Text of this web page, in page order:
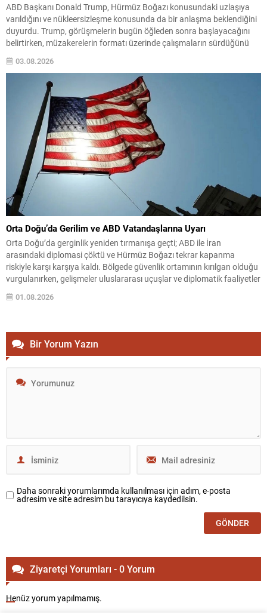
ABD Başkanı Donald Trump, Hürmüz Boğazı konusundaki uzlaşıya
varıldığını ve nükleersizleşme konusunda da bir anlaşma beklendiğini
duyurdu. Trump, görüşmelerin bugün öğleden sonra başlayacağını
belirtirken, müzakerelerin formatı üzerinde çalışmaların sürdüğünü
netleşmediğini vurguladı ancak tarafların görüşmeleri başlatmaya
hazır olduğunu aktardı. İran’dan Sert ve Net...
03.08.2026
Orta Doğu’da Gerilim ve ABD Vatandaşlarına Uyarı
Orta Doğu’da gerginlik yeniden tırmanışa geçti; ABD ile İran
arasındaki diplomasi çöktü ve Hürmüz Boğazı tekrar kapanma
riskiyle karşı karşıya kaldı. Bölgede güvenlik ortamının kırılgan olduğu
vurgulanırken, gelişmeler uluslararası uçuşlar ve diplomatik faaliyetler
üzerinde etkili olma potansiyeli taşıyor. ABD yönetimi, çatışma olasılığı
ve beklenmedik operasyonlara karşı bölgedeki vatandaşlarını dikkatli
01.08.2026
Bir Yorum Yazın
Daha sonraki yorumlarımda kullanılması için adım, e-posta
adresim ve site adresim bu tarayıcıya kaydedilsin.
Ziyaretçi Yorumları - 0 Yorum
Henüz yorum yapılmamış.